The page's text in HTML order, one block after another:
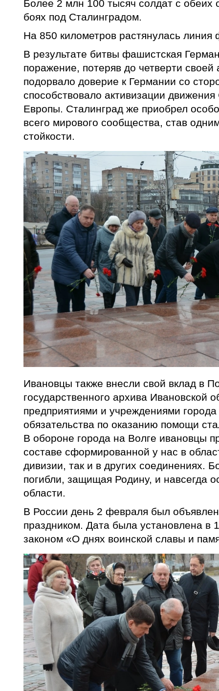
Более 2 млн 100 тысяч солдат с обеих
боях под Сталинградом.
На 850 километров растянулась линия
В результате битвы фашистская
поражение, потеряв до четверти
подорвало доверие к Германии со
способствовало активизации
Европы. Сталинград же приобрел
всего мирового сообщества, став
стойкости.
Ивановцы также внесли свой вклад в
государственного архива Ивановской
предприятиями и учреждениями
обязательства по оказанию помощи
В обороне города на Волге ивановцы
составе сформированной у нас в
дивизии, так и в других соединениях.
погибли, защищая Родину, и навсегда
области.
В России день 2 февраля был
праздником. Дата была установлена в
законом «О днях воинской славы и